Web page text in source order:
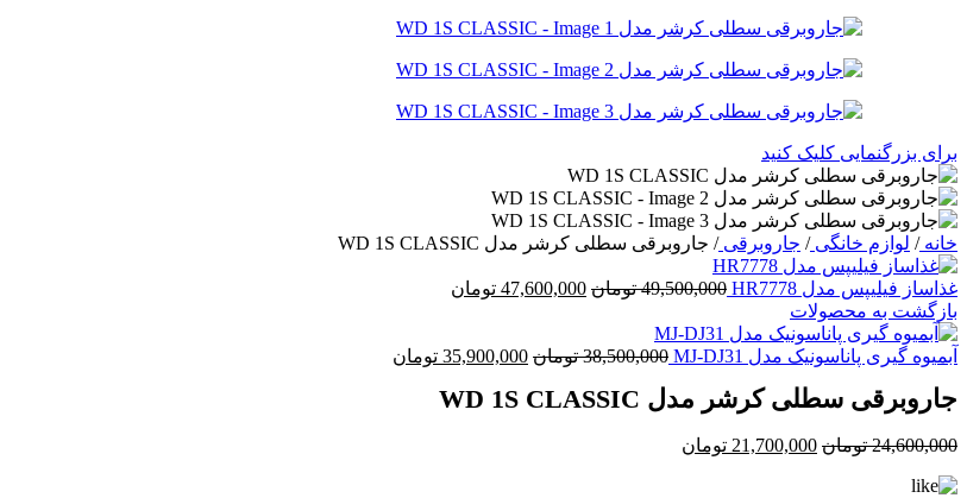
برای بزرگنمایی کلیک کنید
خانه/ لوازم خانگی/ جاروبرقی/ جاروبرقی سطلی کرشر مدل WD 1S CLASSIC
غذاساز فیلیپس مدل HR7778 49,500,000 تومان قیمت
بود.
47,600,000 تومان
بازگشت به محصولات
آبمیوه گیری پاناسونیک مدل MJ-DJ31 38,500,000 تومان قیمت
38,500,000 تومان
35,900,000 تومان
جاروبرقی سطلی کرشر مدل WD 1S CLASSIC
24,600,000 تومان قیمت
21,700,000 تومان